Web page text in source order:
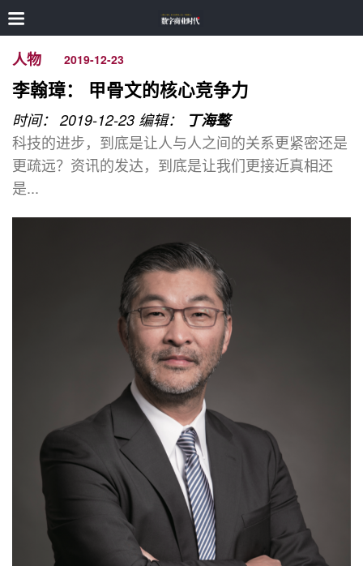
人物 2019-12-23
李翰璋： 甲骨文的核心竞争力
时间： 2019-12-23 编辑：
丁海骜
科技的进步，到底是让人与人之间的关系更紧密还是
更疏远？资讯的发达，到底是让我们更接近真相还
是...